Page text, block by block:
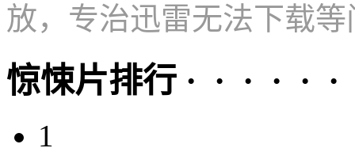
放，专治迅雷无法下载等
惊悚片排行 · · · · · ·
1